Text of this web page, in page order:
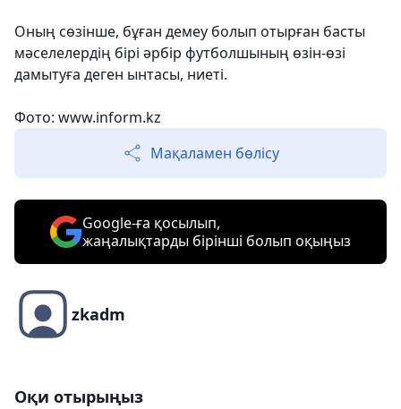
Оның сөзінше, бұған демеу болып отырған басты
мәселелердің бірі әрбір футболшының өзін-өзі
дамытуға деген ынтасы, ниеті.
Фото: www.inform.kz
Мақаламен бөлісу
Google-ға қосылып,
жаңалықтарды бірінші болып оқыңыз
zkadm
Оқи отырыңыз